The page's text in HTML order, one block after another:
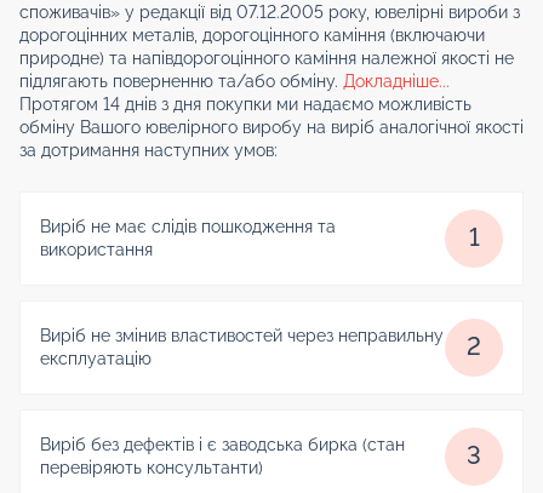
споживачів» у редакції від 07.12.2005 року, ювелірні вироби з
дорогоцінних металів, дорогоцінного каміння (включаючи
природне) та напівдорогоцінного каміння належної якості не
підлягають поверненню та/або обміну. Докладніше...
Протягом 14 днів з дня покупки ми надаємо можливість
обміну Вашого ювелірного виробу на виріб аналогічної якості
за дотримання наступних умов:
Виріб не має слідів пошкодження та
використання
1
Виріб не змінив властивостей через неправильну
експлуатацію
2
Виріб без дефектів і є заводська бирка (стан
перевіряють консультанти)
3